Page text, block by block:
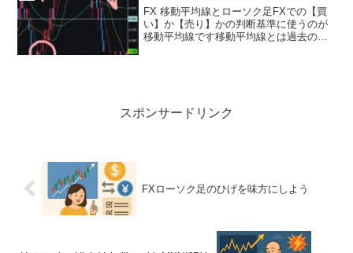
FX 移動平均線とローソク足FXでの【買
い】か【売り】かの判断基準に使うのが
移動平均線です移動平均線とは過去の一
スポンサードリンク
FXローソク足のひげを味方にしよう